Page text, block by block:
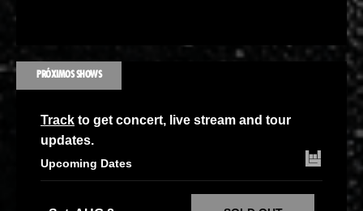
PRÓXIMOS SHOWS
Track to get concert, live stream and tour
updates.
Upcoming Dates